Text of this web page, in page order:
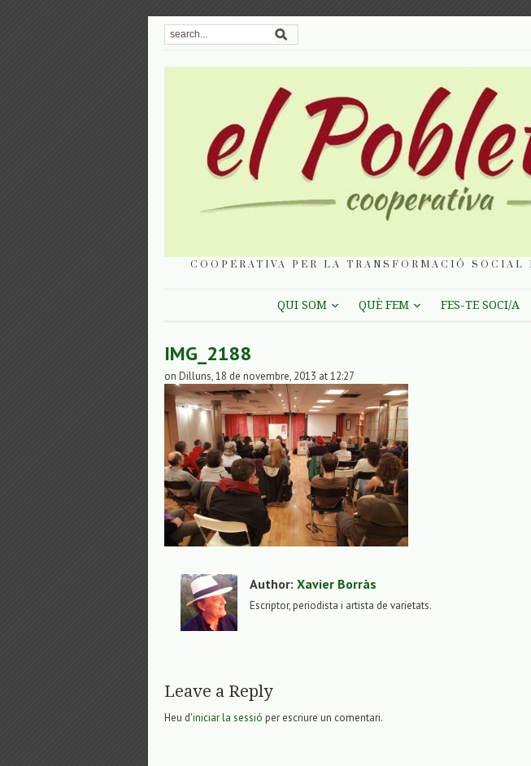
COOPERATIVA PER LA TRANSFORMACIÓ
QUI SOM QUÈ FEM FES-TE SOCI/A
IMG_2188
on Dilluns, 18 de novembre, 2013 at 12:27
Author: Xavier Borràs
Escriptor, periodista i artista de varietats.
Leave a Reply
Heu d'iniciar la sessió per escriure un comentari.